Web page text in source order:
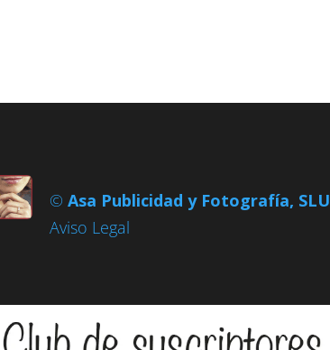
©Asa Publicidad y Fotografía, SLU
Aviso Legal